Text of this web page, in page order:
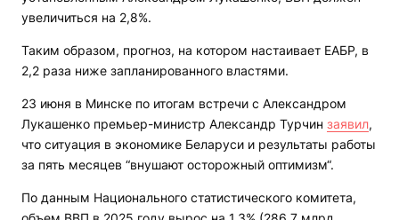
увеличиться на 2,8%.
Таким образом, прогноз, на котором настаивает ЕАБР, в
2,2 раза ниже запланированного властями.
23 июня в Минске по итогам встречи с Александром
Лукашенко премьер-министр Александр Турчин заявил,
что ситуация в экономике Беларуси и результаты работы
за пять месяцев “внушают осторожный оптимизм“.
По данным Национального статистического комитета,